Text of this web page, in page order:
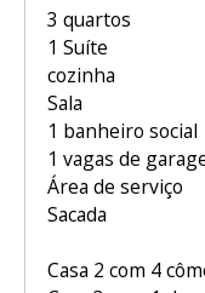
3 quartos
1 Suíte
cozinha
Sala
1 banheiro social
1 vagas de
Área de serviço
Sacada
Casa 2 com 4